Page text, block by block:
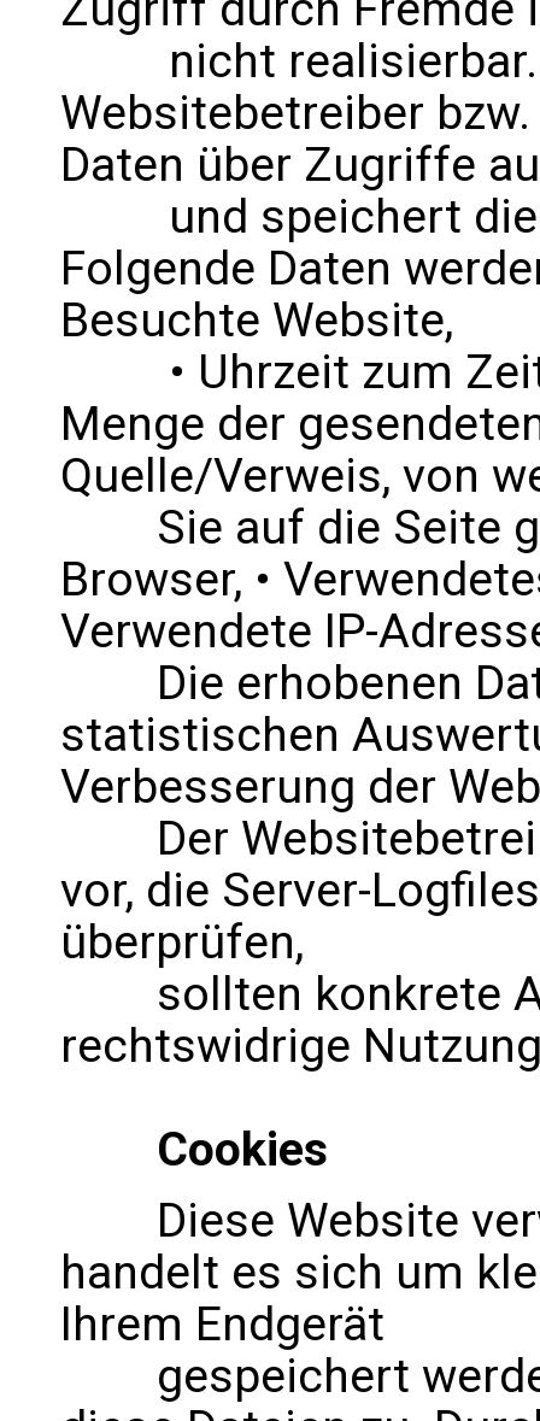
nicht
Websitebetreiber
Daten über Zugriffe
und speichert
Folgende Daten
Besuchte Website,
• Uhrzeit zum
Menge der
Quelle/Verweis, von
Sie auf die Seite
Browser, •
Verwendete IP-
Die erhobenen
statistischen
Verbesserung der
Der
vor, die Server-
überprüfen,
sollten konkrete
rechtswidrige
Cookies
Diese Website
handelt es sich um
Ihrem Endgerät
gespeichert